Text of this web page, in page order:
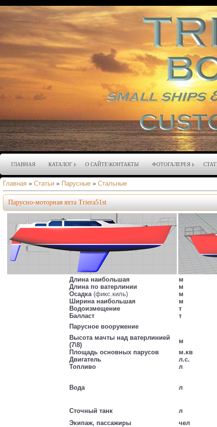
ГЛАВНАЯ КАТАЛОГ О САЙТЕ\КОНТАКТЫ ФОТОГАЛЕРЕЯ
Главная » Статьи » Парусные » Стальные
Парусно-моторная яхта Triera51st
Длина наибольшая
м
Длина по ватерлинии
м
Осадка(фикс.киль)
м
Ширина наибольшая
м
Водоизмещение
т
Балласт
т
Парусное вооружение
Высота мачты над ватерлинией
(7\8)
м
Площадь основных парусов
м.кв
Двигатель
л.с.
Топливо
л
Вода л
Сточный танк
л
Экипаж, пассажиры
чел